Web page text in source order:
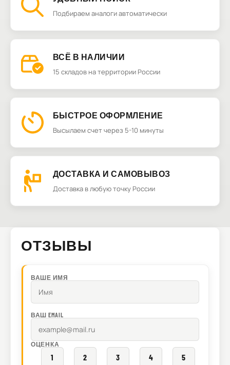
Подбираем аналоги автоматически
ВСЁ В НАЛИЧИИ
15 складов на территории России
БЫСТРОЕ ОФОРМЛЕНИЕ
Высылаем счет через 5-10 минуты
ДОСТАВКА И САМОВЫВОЗ
Доставка в любую точку России
ОТЗЫВЫ
ВАШЕ ИМЯ
ВАШ EMAIL
ОЦЕНКА
1 2 3 4 5